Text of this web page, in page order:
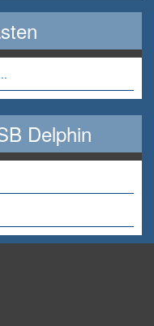
Delphin